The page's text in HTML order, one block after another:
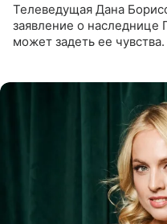
Телеведущая Дана
заявление о наследнице
может задеть ее